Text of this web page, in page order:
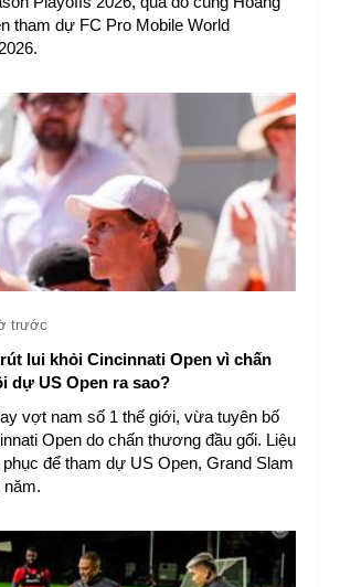
tham dự FC Pro Mobile World
trước
lui khỏi Cincinnati Open vì chấn
dự US Open ra sao?
vợt nam số 1 thế giới, vừa tuyên bố
Open do chấn thương đầu gối. Liệu
để tham dự US Open, Grand Slam
năm.